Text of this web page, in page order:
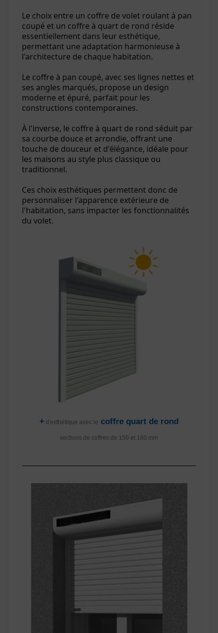
Le choix entre un coffre de volet roulant à pan
coupé et un coffre à quart de rond réside
essentiellement dans leur esthétique,
permettant une adaptation harmonieuse à
l'architecture de chaque habitation.
Le coffre à pan coupé, avec ses lignes nettes et
ses angles marqués, propose un design
moderne et épuré, parfait pour les
constructions contemporaines.
À l'inverse, le coffre à quart de rond séduit par
sa courbe douce et arrondie, offrant une
touche de douceur et d'élégance, idéale pour
les maisons au style plus classique ou
traditionnel.
Ces choix esthétiques permettent donc de
personnaliser l'apparence extérieure de
l'habitation, sans impacter les fonctionnalités
du volet.
+ d'esthétique avec le coffre quart de rond
sections de coffres de 150 et 180 mm